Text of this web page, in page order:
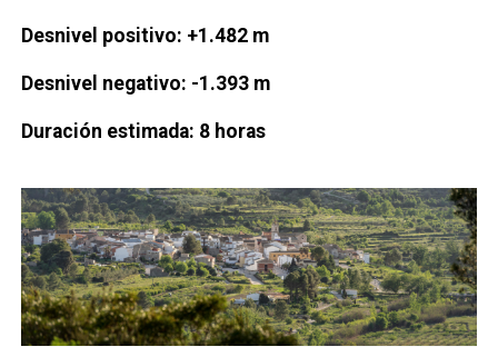
Desnivel positivo: +1.482 m
Desnivel negativo: -1.393 m
Duración estimada: 8 horas